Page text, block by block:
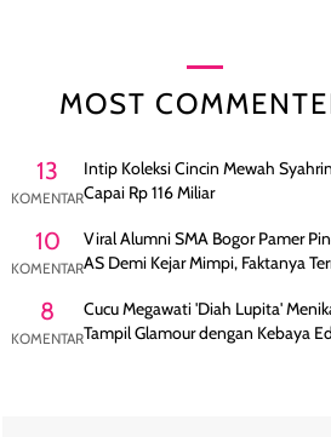
MOST
13
KOMENTAR
Intip Koleksi Cincin Mewah
Capai Rp 116 Miliar
10
KOMENTAR
Viral Alumni SMA Bogor Pamer
AS Demi Kejar Mimpi, Faktanya
8
KOMENTAR
Cucu Megawati 'Diah Lupita'
Tampil Glamour dengan Kebaya